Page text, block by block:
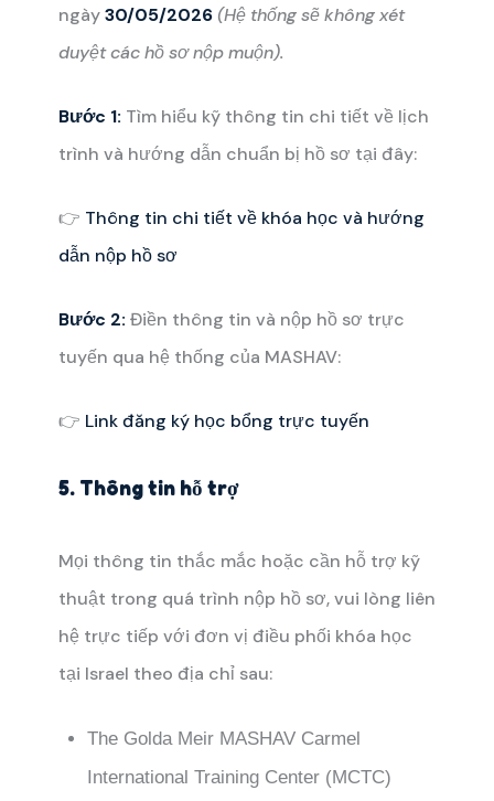
ngày30/05/2026 (Hệ thống sẽ không xét
duyệt các hồ sơ nộp muộn).
Bước 1: Tìm hiểu kỹ thông tin chi tiết về lịch
trình và hướng dẫn chuẩn bị hồ sơ tại đây:
👉 Thông tin chi tiết về khóa học và hướng
dẫn nộp hồ sơ
Bước 2: Điền thông tin và nộp hồ sơ trực
tuyến qua hệ thống của MASHAV:
👉 Link đăng ký học bổng trực tuyến
5. Thông tin hỗ trợ
Mọi thông tin thắc mắc hoặc cần hỗ trợ kỹ
thuật trong quá trình nộp hồ sơ, vui lòng liên
hệ trực tiếp với đơn vị điều phối khóa học
tại Israel theo địa chỉ sau:
The Golda Meir MASHAV Carmel
International Training Center (MCTC)